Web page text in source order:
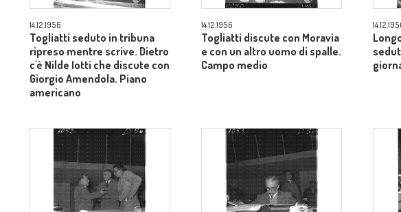
14.12.1956
Togliatti seduto in tribuna
ripreso mentre scrive. Dietro
c'è Nilde Iotti che discute con
Giorgio Amendola. Piano
americano
14.12.1956
Togliatti discute con Moravia
e con un altro uomo di spalle.
Campo medio